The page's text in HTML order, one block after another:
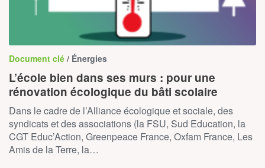
Document clé / Énergies
L’école bien dans ses murs : pour une
rénovation écologique du bâti scolaire
Dans le cadre de l’Alliance écologique et sociale, des
syndicats et des associations (la FSU, Sud Education, la
CGT Educ’Action, Greenpeace France, Oxfam France, Les
Amis de la Terre, la…